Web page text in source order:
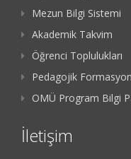
Mezun Bilgi Sistemi
Akademik Takvim
Öğrenci Toplulukları
Pedagojik
OMÜ Program Bilgi
İletişim